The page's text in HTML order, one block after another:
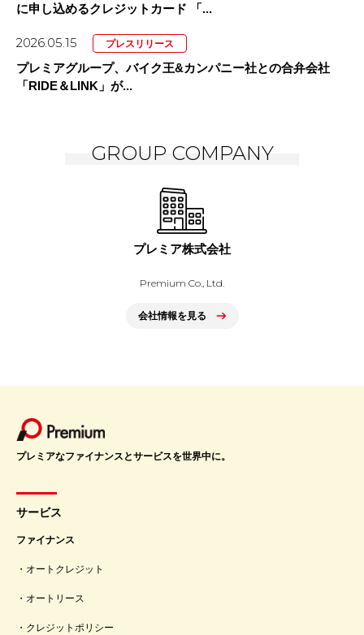
に申し込めるクレジットカード 「...
2026.05.15 プレスリリース
プレミアグループ、バイク王&カンパニー社との合弁会社
「RIDE＆LINK」が...
GROUP COMPANY
プレミア株式会社
Premium Co., Ltd.
会社情報を見る
プレミアなファイナンスとサービスを世界中に。
サービス
ファイナンス
オートクレジット
オートリース
クレジットポリシー